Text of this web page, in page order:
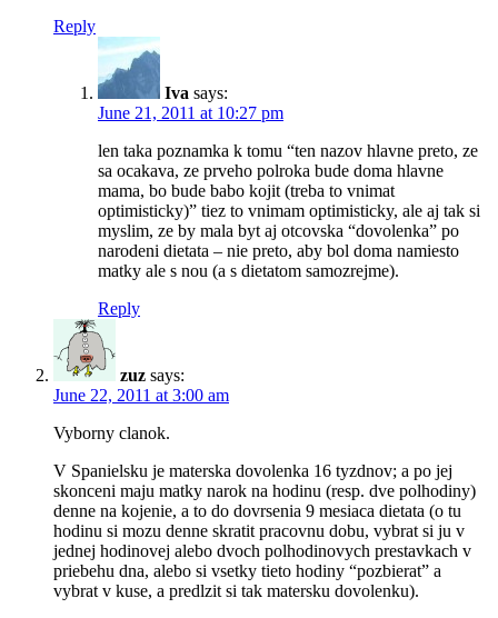
Reply
Iva says:
June 21, 2011 at 10:27 pm
len taka poznamka k tomu “ten nazov hlavne preto, ze
sa ocakava, ze prveho polroka bude doma hlavne
mama, bo bude babo kojit (treba to vnimat
optimisticky)” tiez to vnimam optimisticky, ale aj tak si
myslim, ze by mala byt aj otcovska “dovolenka” po
narodeni dietata – nie preto, aby bol doma namiesto
matky ale s nou (a s dietatom samozrejme).
Reply
zuz says:
June 22, 2011 at 3:00 am
Vyborny clanok.
V Spanielsku je materska dovolenka 16 tyzdnov; a po jej
skonceni maju matky narok na hodinu (resp. dve polhodiny)
denne na kojenie, a to do dovrsenia 9 mesiaca dietata (o tu
hodinu si mozu denne skratit pracovnu dobu, vybrat si ju v
jednej hodinovej alebo dvoch polhodinovych prestavkach v
priebehu dna, alebo si vsetky tieto hodiny “pozbierat” a
vybrat v kuse, a predlzit si tak matersku dovolenku).